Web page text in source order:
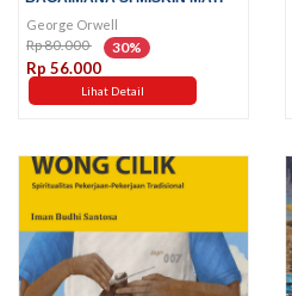
George Orwell
Rp 80.000 30%
Rp 56.000
Lihat Detail